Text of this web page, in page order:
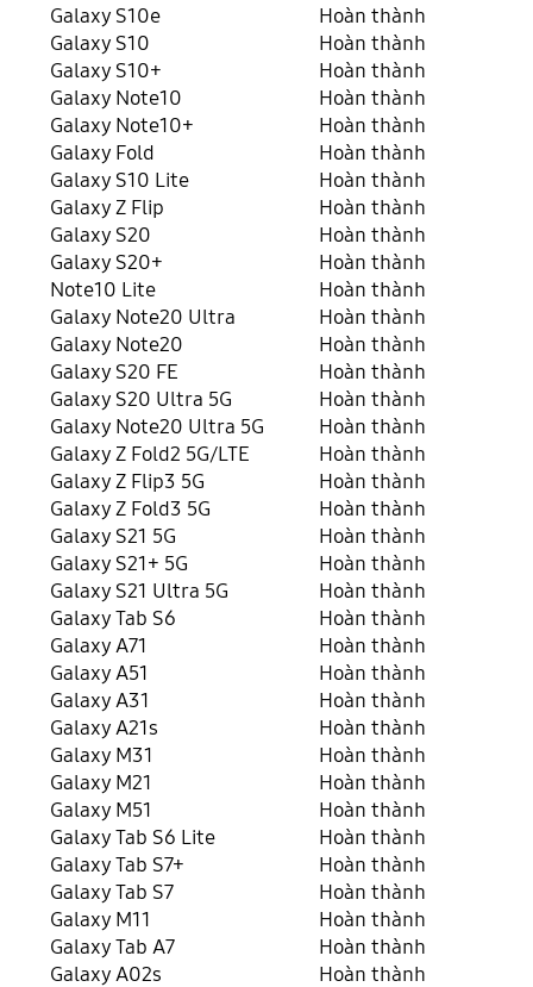
Galaxy S10e
Hoàn thành
Galaxy S10
Hoàn thành
Galaxy S10+
Hoàn thành
Galaxy Note10
Hoàn thành
Galaxy Note10+
Hoàn thành
Galaxy Fold
Hoàn thành
Galaxy S10 Lite
Hoàn thành
Galaxy Z Flip
Hoàn thành
Galaxy S20
Hoàn thành
Galaxy S20+
Hoàn thành
Note10 Lite
Hoàn thành
Galaxy Note20 Ultra
Hoàn thành
Galaxy Note20
Hoàn thành
Galaxy S20 FE
Hoàn thành
Galaxy S20 Ultra 5G
Hoàn thành
Galaxy Note20 Ultra 5G
Hoàn thành
Galaxy Z Fold2 5G/LTE
Hoàn thành
Galaxy Z Flip3 5G
Hoàn thành
Galaxy Z Fold3 5G
Hoàn thành
Galaxy S21 5G
Hoàn thành
Galaxy S21+ 5G
Hoàn thành
Galaxy S21 Ultra 5G
Hoàn thành
Galaxy Tab S6
Hoàn thành
Galaxy A71
Hoàn thành
Galaxy A51
Hoàn thành
Galaxy A31
Hoàn thành
Galaxy A21s
Hoàn thành
Galaxy M31
Hoàn thành
Galaxy M21
Hoàn thành
Galaxy M51
Hoàn thành
Galaxy Tab S6 Lite
Hoàn thành
Galaxy Tab S7+
Hoàn thành
Galaxy Tab S7
Hoàn thành
Galaxy M11
Hoàn thành
Galaxy Tab A7
Hoàn thành
Galaxy A02s
Hoàn thành